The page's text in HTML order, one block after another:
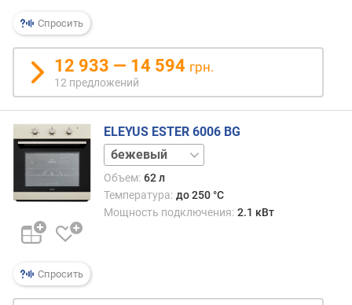
я
т
а
и
в
а
н
и
я
(
м
)
Спросить
12 933 — 14 594 грн.
12 предложений
Спросить
ELEYUS ESTER 6006 BG
белый
нержавейка
черный
Объем: 62 л
Температура: до 250 °C
Мощность подключения: 2.1 кВт